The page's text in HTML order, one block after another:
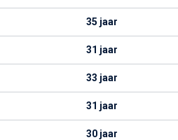
35 jaar
31 jaar
33 jaar
31 jaar
30 jaar